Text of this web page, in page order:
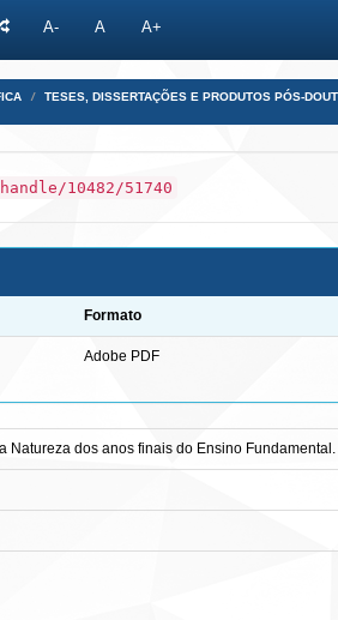
A- A A+
TESES, DISSERTAÇÕES E PRODUTOS PÓS-
10482/51740
Formato
Adobe PDF
Natureza dos anos finais do Ensino Fundamental.